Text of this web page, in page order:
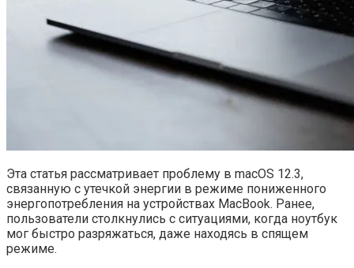
Эта статья рассматривает проблему в macOS 12.3,
связанную с утечкой энергии в режиме пониженного
энергопотребления на устройствах MacBook. Ранее,
пользователи столкнулись с ситуациями, когда ноутбук
мог быстро разряжаться, даже находясь в спящем
режиме.